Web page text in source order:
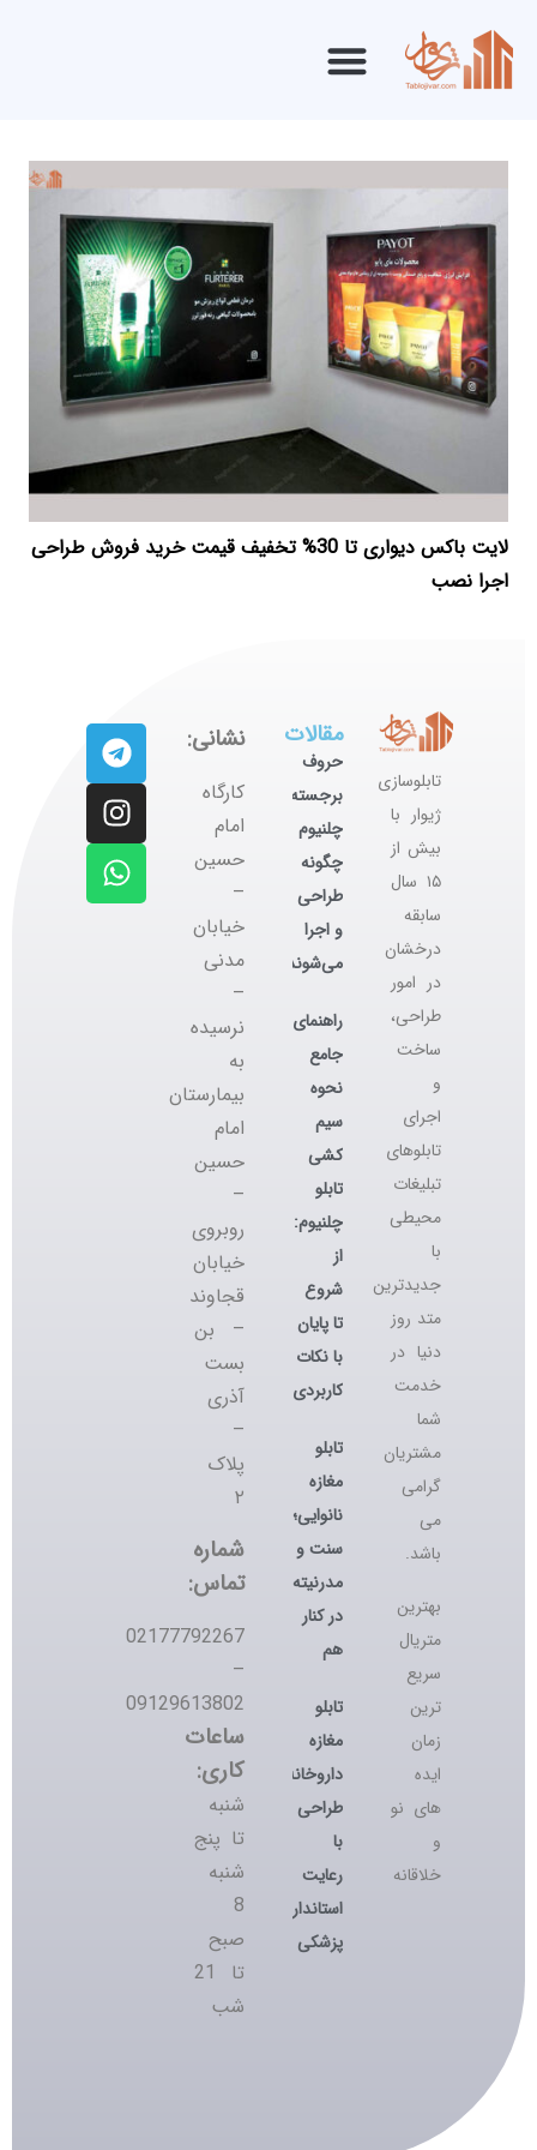
لایت باکس دیواری تا 30% تخفیف قیمت خرید فروش طراحی
اجرا نصب
تابلوسازی
ژیوار با
بیش از
۱۵ سال
سابقه
درخشان
در امور
طراحی،
ساخت
و
اجرای
تابلوهای
تبلیغات
محیطی
با
جدیدترین
متد روز
دنیا در
خدمت
شما
مشتریان
گرامی
می
باشد.
بهترین
متریال
سریع
ترین
زمان
ایده
های نو
و
خلاقانه
مقالات
حروف
برجسته
چلنیوم
چگونه
طراحی
و اجرا
می‌شوند؟
راهنمای
جامع
نحوه
سیم
کشی
تابلو
چلنیوم:
از
شروع
تا پایان
با نکات
کاربردی
تابلو
مغازه
نانوایی؛
سنت و
مدرنیته
در کنار
هم
تابلو
مغازه
داروخانه؛
طراحی
با
رعایت
استانداردهای
پزشکی
نشانی:
کارگاه
‌امام
حسین
–
خیابان
مدنی
–
نرسیده
به
بیمارستان
امام
حسین
–
روبروی
خیابان
قجاوند
– بن
بست
آذری
–
پلاک
۲
شماره
تماس:
02177792267
–
09129613802
ساعات
کاری:
شنبه
تا پنج
شنبه
8
صبح
تا 21
شب